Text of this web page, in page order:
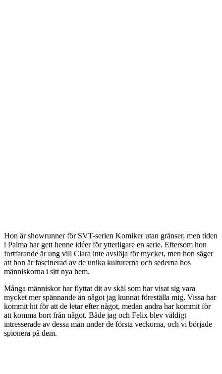
Hon är showrunner för SVT-serien Komiker utan gränser, men tiden
i Palma har gett henne idéer för ytterligare en serie. Eftersom hon
fortfarande är ung vill Clara inte avslöja för mycket, men hon säger
att hon är fascinerad av de unika kulturerna och sederna hos
människorna i sitt nya hem.
Många människor har flyttat dit av skäl som har visat sig vara
mycket mer spännande än något jag kunnat föreställa mig. Vissa har
kommit hit för att de letar efter något, medan andra har kommit för
att komma bort från något. Både jag och Felix blev väldigt
intresserade av dessa män under de första veckorna, och vi började
spionera på dem.